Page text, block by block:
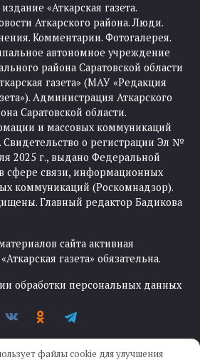
«Аткарская газета.
Аткарского района. Люди.
Комментарии. Фотогалерея.
автономное учреждение
района Саратовской области
газета» (МАУ «Редакция
Администрация Аткарского
Саратовской области.
и массовых коммуникаций
Свидетельство о регистрации Эл №
2025 г., выдано Федеральной
сфере связи, информационных
коммуникаций (Роскомнадзор).
Главный редактор Бадикова
сайта активная
газета» обязательна.
обработки персональных данных
файлы cookie для улучшения